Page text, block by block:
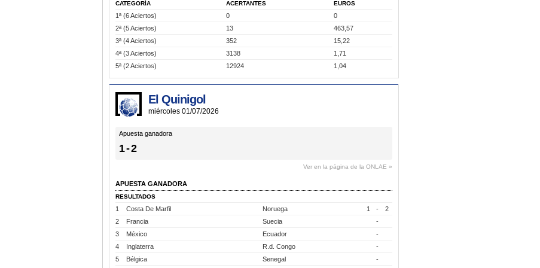
CATEGORÍA ACERTANTES EUROS
1ª (6 Aciertos) 0
0
2ª (5 Aciertos)
13
463,57
3ª (4 Aciertos)
352
15,22
4ª (3 Aciertos)
3138
1,71
5ª (2 Aciertos)
12924 1,04
El Quinigol
miércoles 01/07/2026
Apuesta ganadora
1-2
Ver en la página de la ONLAE »
APUESTA GANADORA
RESULTADOS
1 Costa De Marfil Noruega 1 -
2
2
Francia Suecia
-
3
México Ecuador
-
4
Inglaterra R.d. Congo
-
5
Bélgica Senegal
-